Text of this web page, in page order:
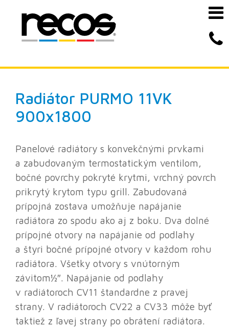
Radiátor PURMO 11VK
900x1800
Panelové radiátory s konvekčnými prvkami
a zabudovaným termostatickým ventilom,
bočné povrchy pokryté krytmi, vrchný povrch
prikrytý krytom typu grill. Zabudovaná
prípojná zostava umožňuje napájanie
radiátora zo spodu ako aj z boku. Dva dolné
prípojné otvory na napájanie od podlahy
a štyri bočné prípojné otvory v každom rohu
radiátora. Všetky otvory s vnútorným
závitom½″. Napájanie od podlahy
v radiátoroch CV11 štandardne z pravej
strany. V radiátoroch CV22 a CV33 môže byť
taktiež z ľavej strany po obrátení radiátora.